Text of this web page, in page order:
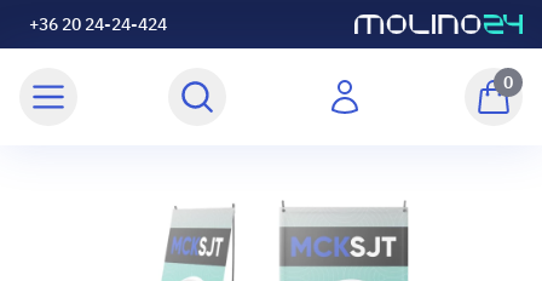
+36 20 24-24-424
0